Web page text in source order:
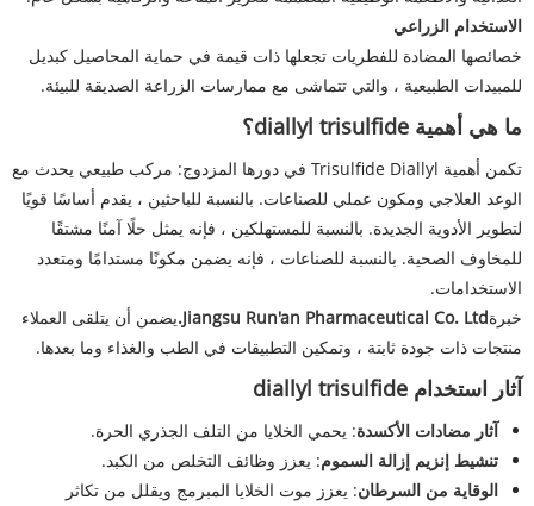
الاستخدام الزراعي
خصائصها المضادة للفطريات تجعلها ذات قيمة في حماية المحاصيل كبديل
للمبيدات الطبيعية ، والتي تتماشى مع ممارسات الزراعة الصديقة للبيئة.
ما هي أهمية diallyl trisulfide؟
تكمن أهمية Trisulfide Diallyl في دورها المزدوج: مركب طبيعي يحدث مع
الوعد العلاجي ومكون عملي للصناعات. بالنسبة للباحثين ، يقدم أساسًا قويًا
لتطوير الأدوية الجديدة. بالنسبة للمستهلكين ، فإنه يمثل حلًا آمنًا مشتقًا
للمخاوف الصحية. بالنسبة للصناعات ، فإنه يضمن مكونًا مستدامًا ومتعدد
الاستخدامات.
خبرةJiangsu Run'an Pharmaceutical Co. Ltd. يضمن أن يتلقى العملاء
منتجات ذات جودة ثابتة ، وتمكين التطبيقات في الطب والغذاء وما بعدها.
آثار استخدام diallyl trisulfide
آثار مضادات الأكسدة: يحمي الخلايا من التلف الجذري الحرة.
تنشيط إنزيم إزالة السموم: يعزز وظائف التخلص من الكبد.
الوقاية من السرطان: يعزز موت الخلايا المبرمج ويقلل من تكاثر